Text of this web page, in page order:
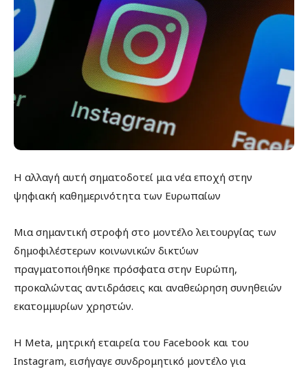
Η αλλαγή αυτή σηματοδοτεί μια νέα εποχή στην
ψηφιακή καθημερινότητα των Ευρωπαίων
Μια σημαντική στροφή στο μοντέλο λειτουργίας των
δημοφιλέστερων κοινωνικών δικτύων
πραγματοποιήθηκε πρόσφατα στην Ευρώπη,
προκαλώντας αντιδράσεις και αναθεώρηση συνηθειών
εκατομμυρίων χρηστών.
Η Meta, μητρική εταιρεία του Facebook και του
Instagram, εισήγαγε συνδρομητικό μοντέλο για